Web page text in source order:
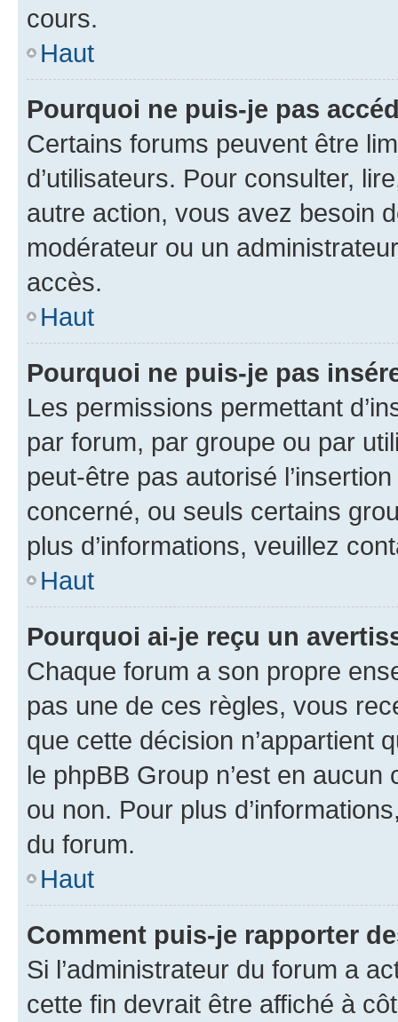
cours.
Haut
Pourquoi ne puis-je pas
Certains forums peuvent être
d’utilisateurs. Pour consulter,
autre action, vous avez besoin
modérateur ou un
accès.
Haut
Pourquoi ne puis-je pas
Les permissions permettant
par forum, par groupe ou par
peut-être pas autorisé
concerné, ou seuls certains
plus d’informations, veuillez
Haut
Pourquoi ai-je reçu un
Chaque forum a son propre
pas une de ces règles, vous
que cette décision n’appartient
le phpBB Group n’est en
ou non. Pour plus
du forum.
Haut
Comment puis-je rapporter
Si l’administrateur du forum a
cette fin devrait être affiché à